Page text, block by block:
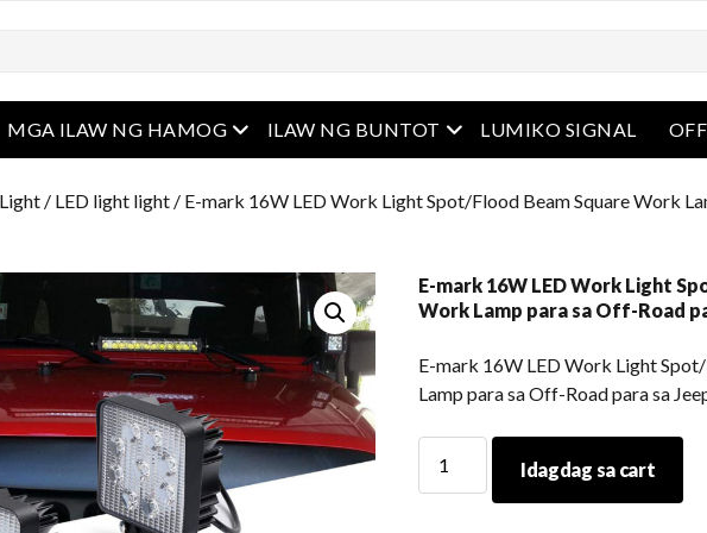
ang menu
MGA ILAW NG HAMOG Buksan ang menu
ILAW NG BUNTOT Buksan ang menu
LUMIKO SIGNAL
/ LED light light / E-mark 16W LED Work Light Spot/Flood Beam Square Work
E-mark 16W LED Work Light
Work Lamp para sa Off-Road
E-mark 16W LED Work Light
Lamp para sa Off-Road para sa
mark
Idagdag sa cart